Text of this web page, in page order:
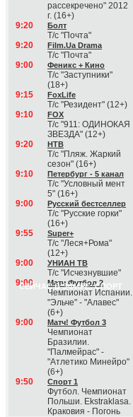
рассекречено" 2012
г. (16+)
9:20
Болт
Т/с "Почта"
9:20
Film.Ua Drama
Т/с "Почта"
9:00
Феникс + Кино
Т/с "Заступники"
(18+)
9:15
FoxLife
Т/с "Резидент" (12+)
9:10
FOX
Т/с "911: ОДИНОКАЯ
ЗВЕЗДА" (12+)
9:20
НТВ
Т/с "Пляж. Жаркий
сезон" (16+)
9:10
Петербург - 5 канал
Т/с "Условный мент
5" (16+)
9:00
Русский бестселлер
Т/с "Русские горки"
(16+)
9:55
Super+
Т/с "Леся+Рома"
(12+)
9:00
УНИАН ТВ
Т/с "Исчезнувшие"
СЕЙЧАС В ЭФИРЕ: СПОРТ
9:00 Матч Футбол 2
Чемпионат Испании.
"Эльче" - "Алавес"
(6+)
9:00
Матч! Футбол 3
Чемпионат
Бразилии.
"Палмейрас" -
"Атлетико Минейро"
(6+)
9:50
Спорт 1
Футбол. Чемпионат
Польши. Ekstraklasa.
Краковия - Погонь